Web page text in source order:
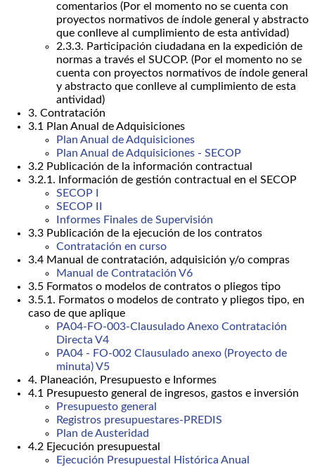
comentarios (Por el momento no se cuenta con
proyectos normativos de índole general y abstracto
que conlleve al cumplimiento de esta antividad)
2.3.3. Participación ciudadana en la expedición de
normas a través el SUCOP. (Por el momento no se
cuenta con proyectos normativos de índole general
y abstracto que conlleve al cumplimiento de esta
antividad)
3. Contratación
3.1 Plan Anual de Adquisiciones
Plan Anual de Adquisiciones
Plan Anual de Adquisiciones - SECOP
3.2 Publicación de la información contractual
3.2.1. Información de gestión contractual en el SECOP
SECOP I
SECOP II
Informes Finales de Supervisión
3.3 Publicación de la ejecución de los contratos
Contratación en curso
3.4 Manual de contratación, adquisición y/o compras
Manual de Contratación V6
3.5 Formatos o modelos de contratos o pliegos tipo
3.5.1. Formatos o modelos de contrato y pliegos tipo, en
caso de que aplique
PA04-FO-003-Clausulado Anexo Contratación
Directa V4
PA04 - FO-002 Clausulado anexo (Proyecto de
minuta) V5
4. Planeación, Presupuesto e Informes
4.1 Presupuesto general de ingresos, gastos e inversión
Presupuesto general
Registros presupuestares-PREDIS
Plan de Austeridad
4.2 Ejecución presupuestal
Ejecución Presupuestal Histórica Anual